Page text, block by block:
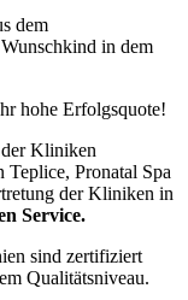
dem
in dem
hohe Erfolgsquote!
der Kliniken
Pronatal Spa
der Kliniken in
Service.
sind zertifiziert
Qualitätsniveau.